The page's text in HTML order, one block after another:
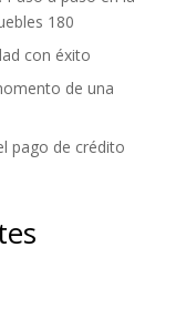
180
con éxito
de una
pago de crédito